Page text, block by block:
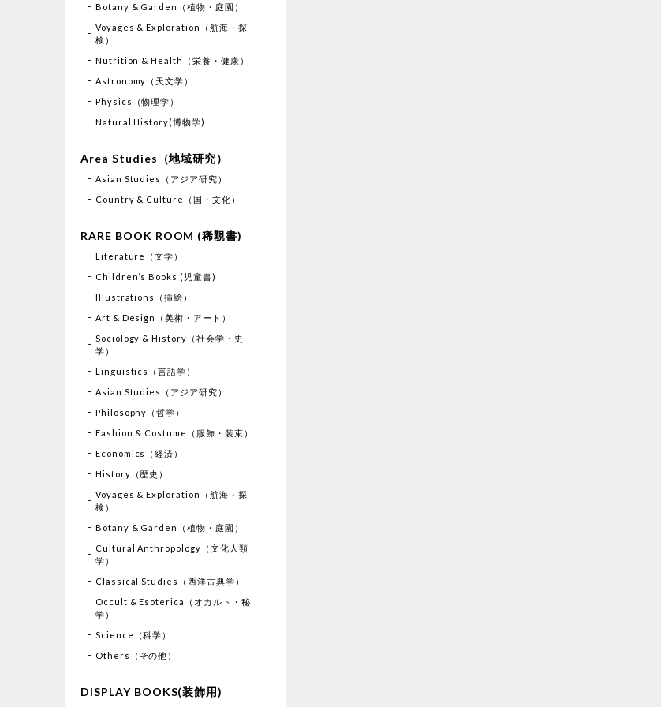
Botany & Garden（植物・庭園）
Voyages & Exploration（航海・探
検）
Nutrition & Health（栄養・健康）
Astronomy（天文学）
Physics（物理学）
Natural History(博物学)
Area Studies（地域研究）
Asian Studies（アジア研究）
Country & Culture（国・文化）
RARE BOOK ROOM (稀覯書)
Literature（文学）
Children’s Books (児童書)
Illustrations（挿絵）
Art & Design（美術・アート）
Sociology & History（社会学・史
学）
Linguistics（言語学）
Asian Studies（アジア研究）
Philosophy（哲学）
Fashion & Costume（服飾・装束）
Economics（経済）
History（歴史）
Voyages & Exploration（航海・探
検）
Botany & Garden（植物・庭園）
Cultural Anthropology（文化人類
学）
Classical Studies（西洋古典学）
Occult & Esoterica（オカルト・秘
学）
Science（科学）
Others（その他）
DISPLAY BOOKS(装飾用)